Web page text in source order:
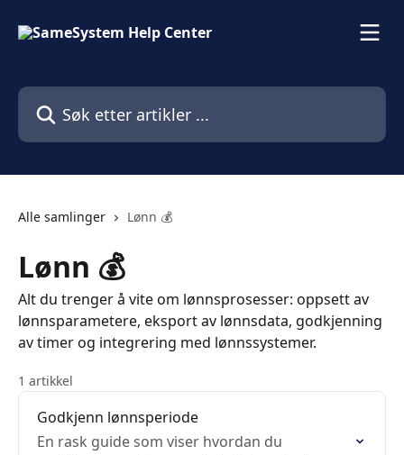
Søk etter artikler ...
Alle samlinger Lønn 💰
Lønn 💰
Alt du trenger å vite om lønnsprosesser: oppsett av
lønnsparametere, eksport av lønnsdata, godkjenning
av timer og integrering med lønnssystemer.
1 artikkel
Godkjenn lønnsperiode
En rask guide som viser hvordan du